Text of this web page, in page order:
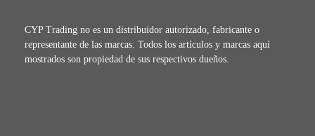
CYP Trading no es un distribuidor autorizado, fabricante o
representante de las marcas. Todos los artículos y marcas aquí
mostrados son propiedad de sus respectivos dueños.